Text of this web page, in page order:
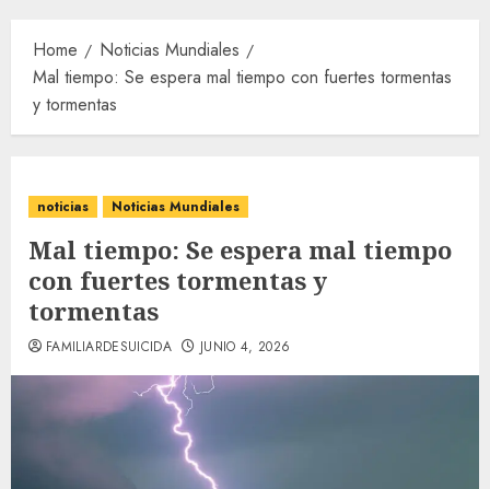
Home
Noticias Mundiales
Mal tiempo: Se espera mal tiempo con fuertes tormentas
y tormentas
noticias Noticias Mundiales
Mal tiempo: Se espera mal tiempo
con fuertes tormentas y
tormentas
FAMILIARDESUICIDA JUNIO 4, 2026